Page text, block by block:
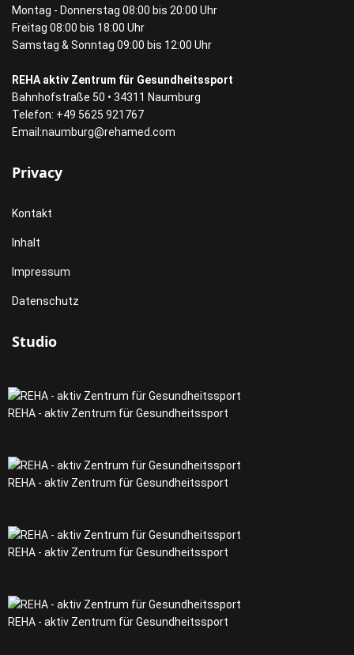
Montag - Donnerstag 08:00 bis 20:00 Uhr
Freitag 08:00 bis 18:00 Uhr
Samstag & Sonntag 09:00 bis 12:00 Uhr
REHA aktiv Zentrum für Gesundheitssport
Bahnhofstraße 50 • 34311 Naumburg
Telefon: +49 5625 921767
Email:naumburg@rehamed.com
Privacy
Kontakt
Inhalt
Impressum
Datenschutz
Studio
REHA - aktiv Zentrum für Gesundheitssport
REHA - aktiv Zentrum für Gesundheitssport
REHA - aktiv Zentrum für Gesundheitssport
REHA - aktiv Zentrum für Gesundheitssport